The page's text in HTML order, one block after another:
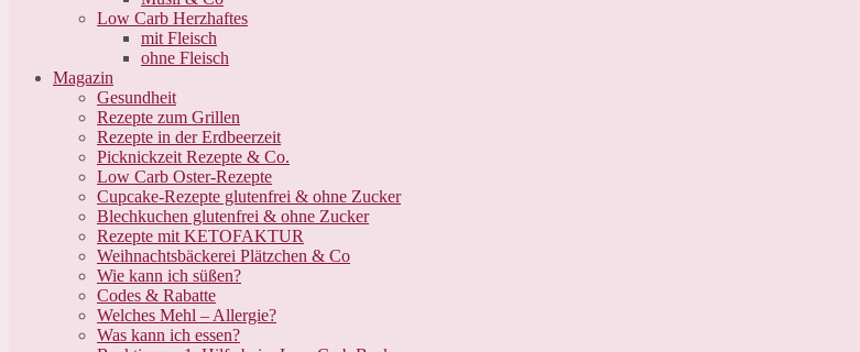
Low Carb Herzhaftes
mit Fleisch
ohne Fleisch
Magazin
Gesundheit
Rezepte zum Grillen
Rezepte in der Erdbeerzeit
Picknickzeit Rezepte & Co.
Low Carb Oster-Rezepte
Cupcake-Rezepte glutenfrei & ohne Zucker
Blechkuchen glutenfrei & ohne Zucker
Rezepte mit KETOFAKTUR
Weihnachtsbäckerei Plätzchen & Co
Wie kann ich süßen?
Codes & Rabatte
Welches Mehl – Allergie?
Was kann ich essen?